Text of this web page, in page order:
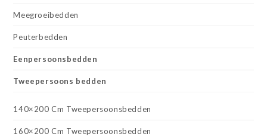
Meegroeibedden
Peuterbedden
Eenpersoonsbedden
Tweepersoons bedden
140×200 Cm Tweepersoonsbedden
160×200 Cm Tweepersoonsbedden